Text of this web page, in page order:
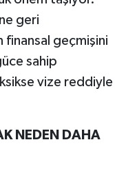
geri
finansal geçmişini
sahip
vize reddiyle
NEDEN DAHA